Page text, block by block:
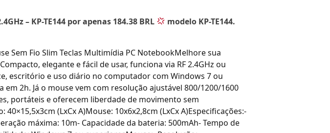
– KP-TE144 por apenas 184.38 BRL modelo KP-TE144.
Sem Fio Slim Teclas Multimídia PC NotebookMelhore sua
elegante e fácil de usar, funciona via RF 2.4GHz ou
escritório e uso diário no computador com Windows 7 ou
2h. Já o mouse vem com resolução ajustável 800/1200/1600
portáteis e oferecem liberdade de movimento sem
(LxCx A)Mouse: 10x6x2,8cm (LxCx A)Especificações:-
máxima: 10m- Capacidade da bateria: 500mAh- Tempo de